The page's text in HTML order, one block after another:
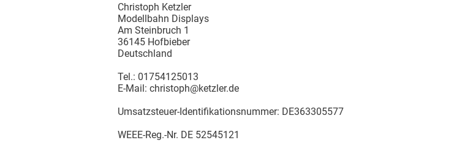
Christoph Ketzler
Modellbahn Displays
Am Steinbruch 1
36145 Hofbieber
Deutschland
Tel.: 01754125013
E-Mail: christoph@ketzler.de
Umsatzsteuer-Identifikationsnummer: DE363305577
WEEE-Reg.-Nr. DE 52545121